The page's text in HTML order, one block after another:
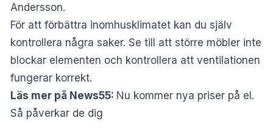
Andersson.
För att förbättra inomhusklimatet kan du själv
kontrollera några saker. Se till att större möbler inte
blockar elementen och kontrollera att ventilationen
fungerar korrekt.
Läs mer på News55: Nu kommer nya priser på el.
Så påverkar de dig